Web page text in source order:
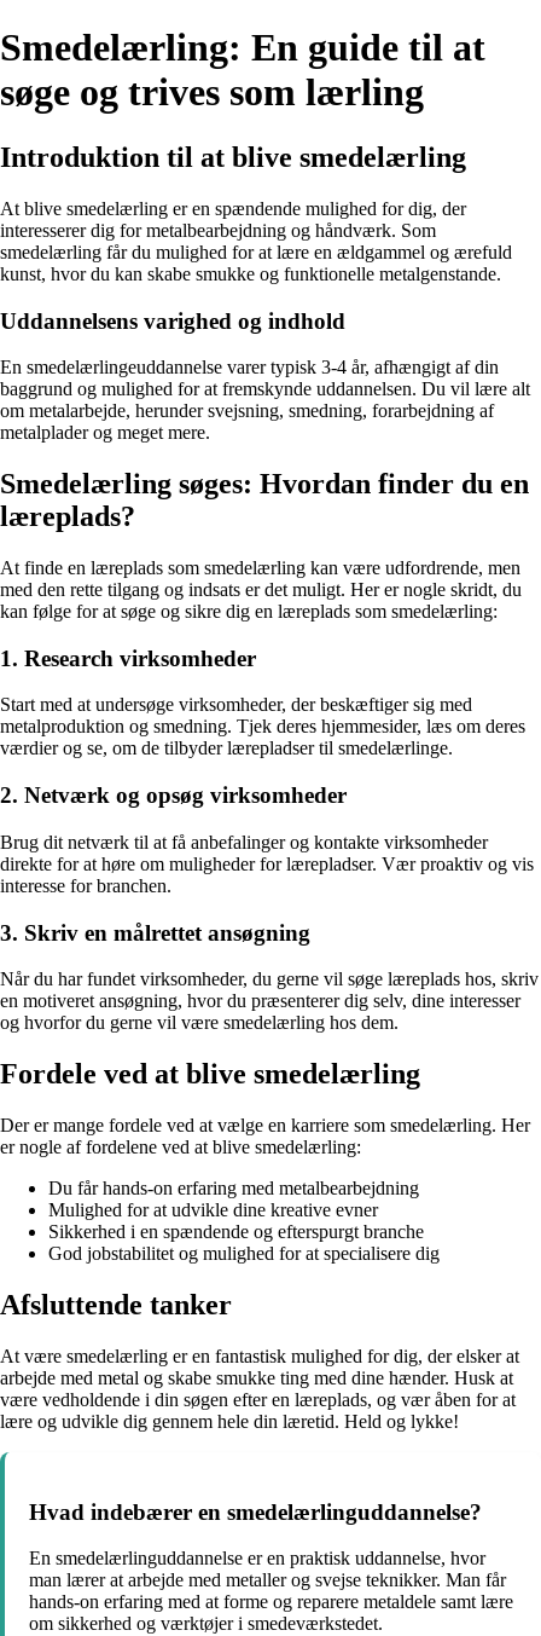
Smedelærling: En guide til at
søge og trives som lærling
Introduktion til at blive smedelærling
At blive smedelærling er en spændende mulighed for dig, der
interesserer dig for metalbearbejdning og håndværk. Som
smedelærling får du mulighed for at lære en ældgammel og ærefuld
kunst, hvor du kan skabe smukke og funktionelle metalgenstande.
Uddannelsens varighed og indhold
En smedelærlingeuddannelse varer typisk 3-4 år, afhængigt af din
baggrund og mulighed for at fremskynde uddannelsen. Du vil lære alt
om metalarbejde, herunder svejsning, smedning, forarbejdning af
metalplader og meget mere.
Smedelærling søges: Hvordan finder du en
læreplads?
At finde en læreplads som smedelærling kan være udfordrende, men
med den rette tilgang og indsats er det muligt. Her er nogle skridt, du
kan følge for at søge og sikre dig en læreplads som smedelærling:
1. Research virksomheder
Start med at undersøge virksomheder, der beskæftiger sig med
metalproduktion og smedning. Tjek deres hjemmesider, læs om deres
værdier og se, om de tilbyder lærepladser til smedelærlinge.
2. Netværk og opsøg virksomheder
Brug dit netværk til at få anbefalinger og kontakte virksomheder
direkte for at høre om muligheder for lærepladser. Vær proaktiv og vis
interesse for branchen.
3. Skriv en målrettet ansøgning
Når du har fundet virksomheder, du gerne vil søge læreplads hos, skriv
en motiveret ansøgning, hvor du præsenterer dig selv, dine interesser
og hvorfor du gerne vil være smedelærling hos dem.
Fordele ved at blive smedelærling
Der er mange fordele ved at vælge en karriere som smedelærling. Her
er nogle af fordelene ved at blive smedelærling:
Du får hands-on erfaring med metalbearbejdning
Mulighed for at udvikle dine kreative evner
Sikkerhed i en spændende og efterspurgt branche
God jobstabilitet og mulighed for at specialisere dig
Afsluttende tanker
At være smedelærling er en fantastisk mulighed for dig, der elsker at
arbejde med metal og skabe smukke ting med dine hænder. Husk at
være vedholdende i din søgen efter en læreplads, og vær åben for at
lære og udvikle dig gennem hele din læretid. Held og lykke!
Hvad indebærer en smedelærlinguddannelse?
En smedelærlinguddannelse er en praktisk uddannelse, hvor
man lærer at arbejde med metaller og svejse teknikker. Man får
hands-on erfaring med at forme og reparere metaldele samt lære
om sikkerhed og værktøjer i smedeværkstedet.